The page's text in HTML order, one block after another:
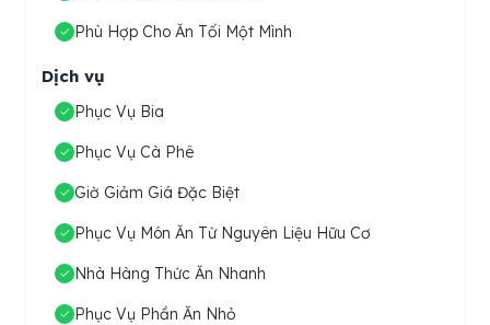
Phù Hợp Cho Ăn Tối Một Mình
Dịch vụ
Phục Vụ Bia
Phục Vụ Cà Phê
Giờ Giảm Giá Đặc Biệt
Phục Vụ Món Ăn Từ Nguyên Liệu Hữu Cơ
Nhà Hàng Thức Ăn Nhanh
Phục Vụ Phần Ăn Nhỏ